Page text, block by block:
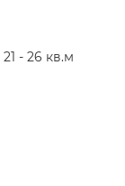
21 - 26 кв.м